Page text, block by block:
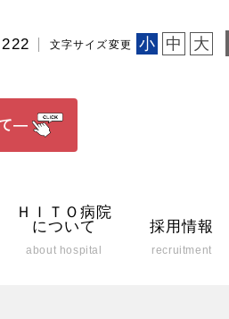
文字サイズ変更 小 中 大
て―
ＨＩＴＯ病院
について
about hospital
採用情報
recruitment